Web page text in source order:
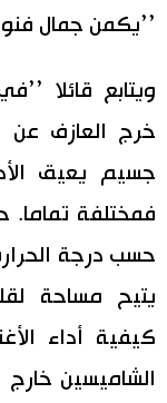
’’يكمن جمال
ويتابع قائلا
خرج العازف عن
جسيم يعيق
فمختلفة تماما.
حسب درجة
يتيح مساحة
كيفية أداء
الشاميسين